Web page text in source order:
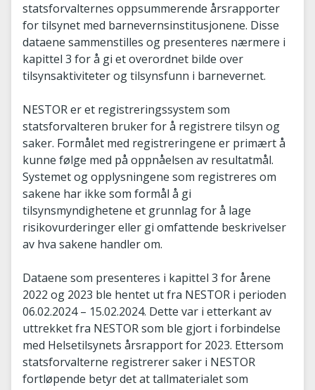
statsforvalternes oppsummerende årsrapporter
for tilsynet med barnevernsinstitusjonene. Disse
dataene sammenstilles og presenteres nærmere i
kapittel 3 for å gi et overordnet bilde over
tilsynsaktiviteter og tilsynsfunn i barnevernet.
NESTOR er et registreringssystem som
statsforvalteren bruker for å registrere tilsyn og
saker. Formålet med registreringene er primært å
kunne følge med på oppnåelsen av resultatmål.
Systemet og opplysningene som registreres om
sakene har ikke som formål å gi
tilsynsmyndighetene et grunnlag for å lage
risikovurderinger eller gi omfattende beskrivelser
av hva sakene handler om.
Dataene som presenteres i kapittel 3 for årene
2022 og 2023 ble hentet ut fra NESTOR i perioden
06.02.2024 – 15.02.2024. Dette var i etterkant av
uttrekket fra NESTOR som ble gjort i forbindelse
med Helsetilsynets årsrapport for 2023. Ettersom
statsforvalterne registrerer saker i NESTOR
fortløpende betyr det at tallmaterialet som